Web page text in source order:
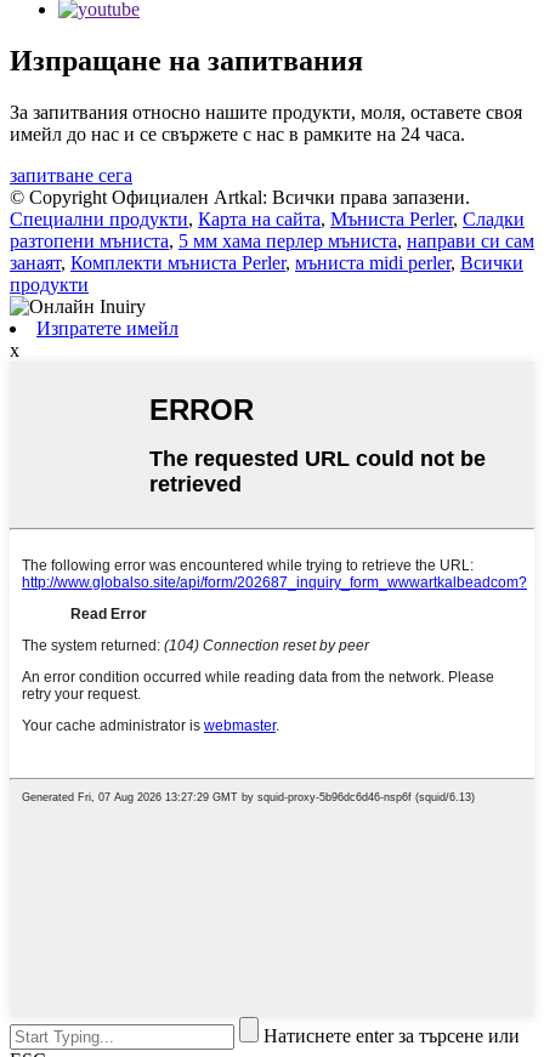
Изпращане на запитвания
За запитвания относно нашите продукти, моля, оставете своя
имейл до нас и се свържете с нас в рамките на 24 часа.
запитване сега
© Copyright Официален Artkal: Всички права запазени.
Специални продукти, Карта на сайта, Мъниста Perler, Сладки
разтопени мъниста, 5 мм хама перлер мъниста, направи си сам
занаят, Комплекти мъниста Perler, мъниста midi perler, Всички
продукти
Изпратете имейл
x
Натиснете enter за търсене или